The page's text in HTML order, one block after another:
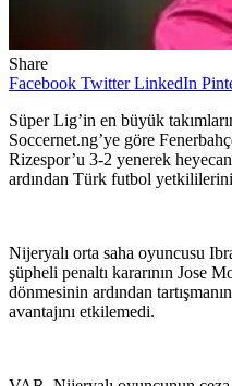
Share
Facebook Twitter LinkedIn
Süper Lig’in en büyük
Soccernet.ng’ye göre
Rizespor’u 3-2 yenerek
ardından Türk futbol
Nijeryalı orta saha oyuncusu
şüpheli penaltı kararının Jose
dönmesinin ardından
avantajını etkilemedi.